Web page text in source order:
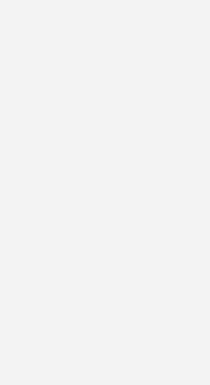
Technologie mit